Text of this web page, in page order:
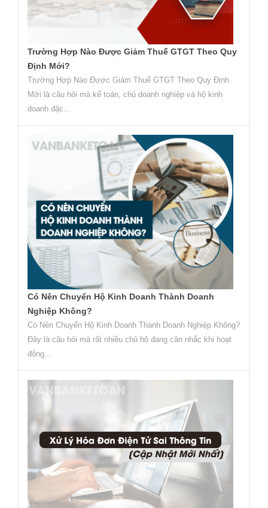
Trường Hợp Nào Được Giảm Thuế GTGT Theo Quy
Định Mới?
Trường Hợp Nào Được Giảm Thuế GTGT Theo Quy Định
Mới là câu hỏi mà kế toán, chủ doanh nghiệp và hộ kinh
doanh đặc...
Có Nên Chuyển Hộ Kinh Doanh Thành Doanh
Nghiệp Không?
Có Nên Chuyển Hộ Kinh Doanh Thành Doanh Nghiệp Không?
Đây là câu hỏi mà rất nhiều chủ hộ đang cân nhắc khi hoạt
động...